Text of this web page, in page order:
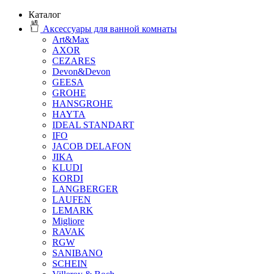
Каталог
Аксессуары для ванной комнаты
Art&Max
AXOR
CEZARES
Devon&Devon
GEESA
GROHE
HANSGROHE
HAYTA
IDEAL STANDART
IFO
JACOB DELAFON
JIKA
KLUDI
KORDI
LANGBERGER
LAUFEN
LEMARK
Migliore
RAVAK
RGW
SANIBANO
SCHEIN